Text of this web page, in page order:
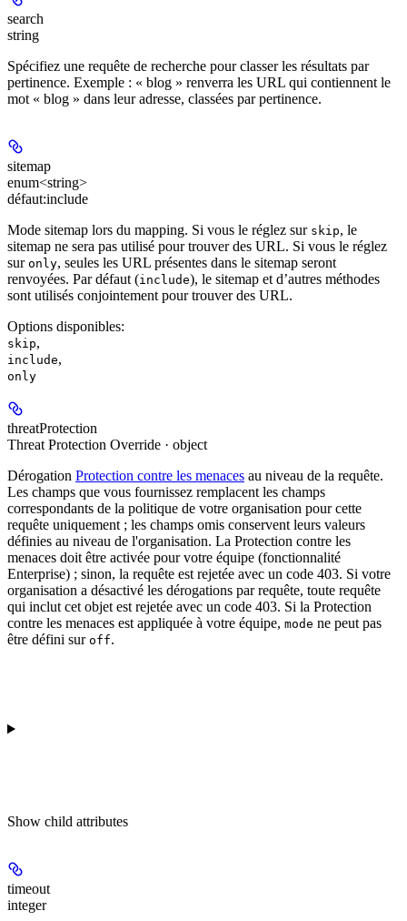
search
string
Spécifiez une requête de recherche pour classer les résultats par
pertinence. Exemple : « blog » renverra les URL qui contiennent le
mot « blog » dans leur adresse, classées par pertinence.
sitemap
enum<string>
défaut:include
Mode sitemap lors du mapping. Si vous le réglez sur skip, le
sitemap ne sera pas utilisé pour trouver des URL. Si vous le réglez
sur only, seules les URL présentes dans le sitemap seront
renvoyées. Par défaut (include), le sitemap et d’autres méthodes
sont utilisés conjointement pour trouver des URL.
Options disponibles:
skip,
include,
only
threatProtection
Threat Protection Override · object
Dérogation Protection contre les menaces au niveau de la requête.
Les champs que vous fournissez remplacent les champs
correspondants de la politique de votre organisation pour cette
requête uniquement ; les champs omis conservent leurs valeurs
définies au niveau de l'organisation. La Protection contre les
menaces doit être activée pour votre équipe (fonctionnalité
Enterprise) ; sinon, la requête est rejetée avec un code 403. Si votre
organisation a désactivé les dérogations par requête, toute requête
qui inclut cet objet est rejetée avec un code 403. Si la Protection
contre les menaces est appliquée à votre équipe, mode ne peut pas
être défini sur off.
Show child attributes
timeout
integer